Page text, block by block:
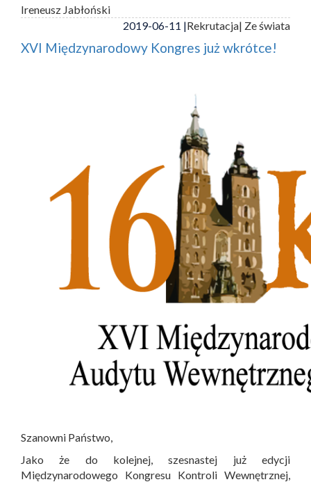
Ireneusz Jabłoński
2019-06-11 |Rekrutacja| Ze świata
XVI Międzynarodowy Kongres już wkrótce!
Szanowni Państwo,
Jako że do kolejnej, szesnastej już edycji
Międzynarodowego Kongresu Kontroli Wewnętrznej,